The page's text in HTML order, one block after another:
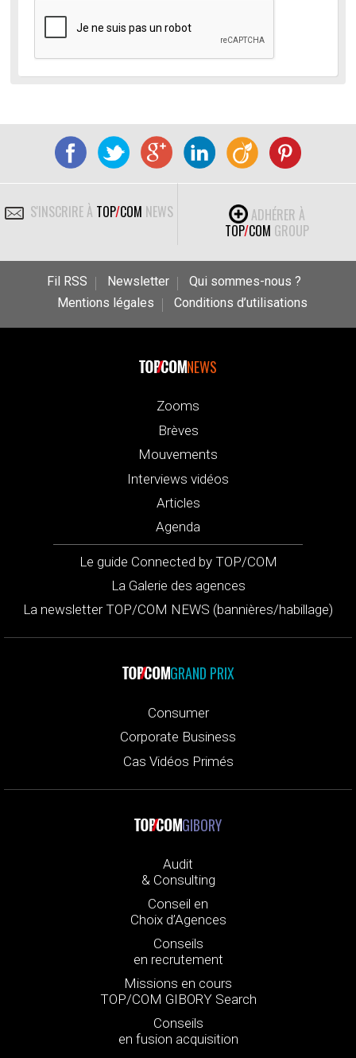
S'INSCRIRE À TOP/COM NEWS
ADHÉRER À
TOP/COM GROUP
Fil RSS Newsletter
Qui sommes-nous ?
Mentions légales
Conditions d’utilisations
NEWS
Zooms
Brèves
Mouvements
Interviews vidéos
Articles
Agenda
Le guide Connected by TOP/COM
La Galerie des agences
La newsletter TOP/COM NEWS (bannières/habillage)
GRAND PRIX
Consumer
Corporate Business
Cas Vidéos Primés
GIBORY
Audit
& Consulting
Conseil en
Choix d’Agences
Conseils
en recrutement
Missions en cours
TOP/COM GIBORY Search
Conseils
en fusion acquisition